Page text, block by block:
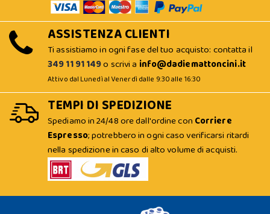
ASSISTENZA CLIENTI
Ti assistiamo in ogni fase del tuo acquisto: contatta il
349 11 91 149o scrivi a info@dadiemattoncini.it
Attivo dal Lunedì al Venerdì dalle 9:30 alle 16:30
TEMPI DI SPEDIZIONE
Spediamo in 24/48 ore dall'ordine con Corriere
Espresso; potrebbero in ogni caso verificarsi ritardi
nella spedizione in caso di alto volume di acquisti.